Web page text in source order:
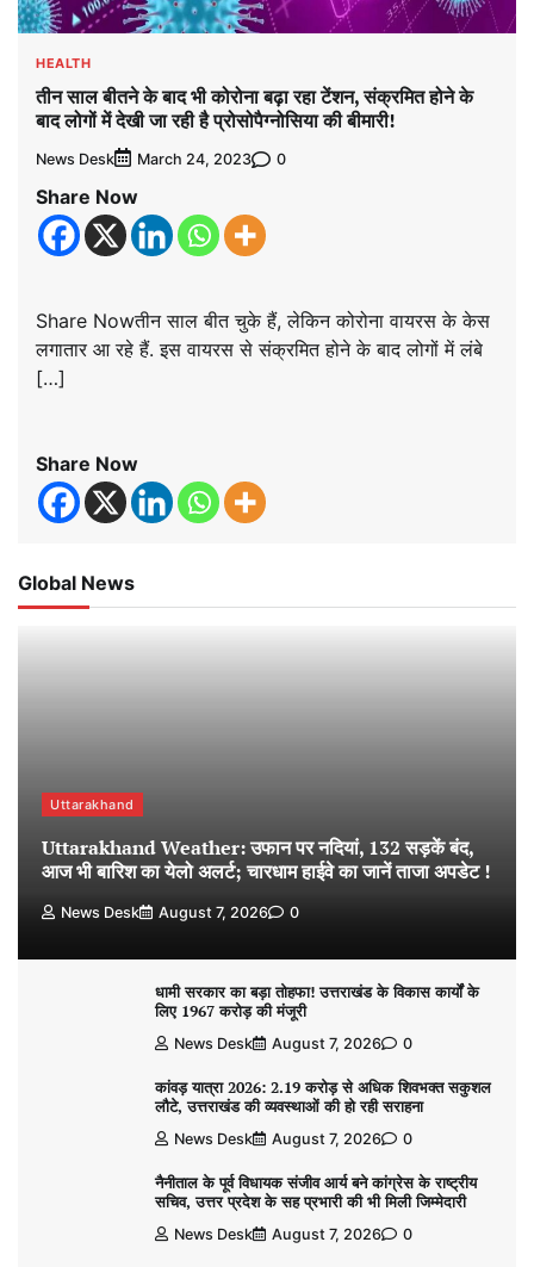
HEALTH
तीन साल बीतने के बाद भी कोरोना बढ़ा रहा टेंशन, संक्रमित होने के
बाद लोगों में देखी जा रही है प्रोसोपैग्नोसिया की बीमारी!
News Desk March 24, 2023 0
Share Now
Share Nowतीन साल बीत चुके हैं, लेकिन कोरोना वायरस के केस
लगातार आ रहे हैं. इस वायरस से संक्रमित होने के बाद लोगों में लंबे
[…]
Share Now
Global News
Uttarakhand
Uttarakhand Weather: उफान पर नदियां, 132 सड़कें बंद,
आज भी बारिश का येलो अलर्ट; चारधाम हाईवे का जानें ताजा अपडेट !
News Desk August 7, 2026 0
धामी सरकार का बड़ा तोहफा! उत्तराखंड के विकास कार्यों के
लिए 1967 करोड़ की मंजूरी
News Desk August 7, 2026 0
कांवड़ यात्रा 2026: 2.19 करोड़ से अधिक शिवभक्त सकुशल
लौटे, उत्तराखंड की व्यवस्थाओं की हो रही सराहना
News Desk August 7, 2026 0
नैनीताल के पूर्व विधायक संजीव आर्य बने कांग्रेस के राष्ट्रीय
सचिव, उत्तर प्रदेश के सह प्रभारी की भी मिली जिम्मेदारी
News Desk August 7, 2026 0